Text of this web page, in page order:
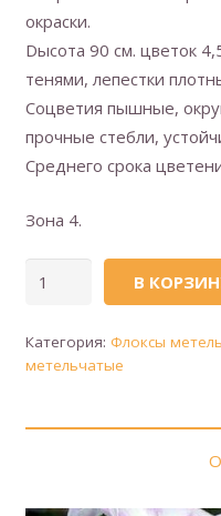
окраски.
Dысота 90 см. цветок
тенями, лепестки
Cоцветия пышные,
прочные стебли,
Среднего срока
Зона 4.
Количество
метельчатый
В
Категория: Флоксы
метельчатые